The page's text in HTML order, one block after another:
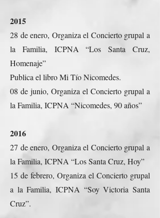
2015
28 de enero, Organiza el Concierto grupal a
la Familia, ICPNA “Los Santa Cruz,
Homenaje”
Publica el libro Mi Tío Nicomedes.
08 de junio, Organiza el Concierto grupal a
la Familia, ICPNA “Nicomedes, 90 años”
2016
27 de enero, Organiza el Concierto grupal a
la Familia, ICPNA “Los Santa Cruz, Hoy”
15 de febrero, Organiza el Concierto grupal
a la Familia, ICPNA “Soy Victoria Santa
Cruz”.